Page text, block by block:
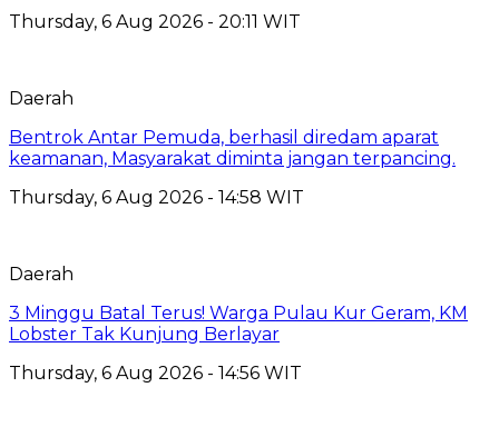
Thursday, 6 Aug 2026 - 20:11 WIT
Daerah
Bentrok Antar Pemuda, berhasil diredam aparat
keamanan, Masyarakat diminta jangan terpancing.
Thursday, 6 Aug 2026 - 14:58 WIT
Daerah
3 Minggu Batal Terus! Warga Pulau Kur Geram, KM
Lobster Tak Kunjung Berlayar
Thursday, 6 Aug 2026 - 14:56 WIT